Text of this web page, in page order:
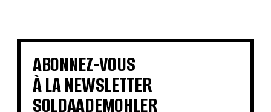
€ € €
€ € €
€ €
ABONNEZ-VOUS
À LA NEWSLETTER
SOLDAADEMOHLER